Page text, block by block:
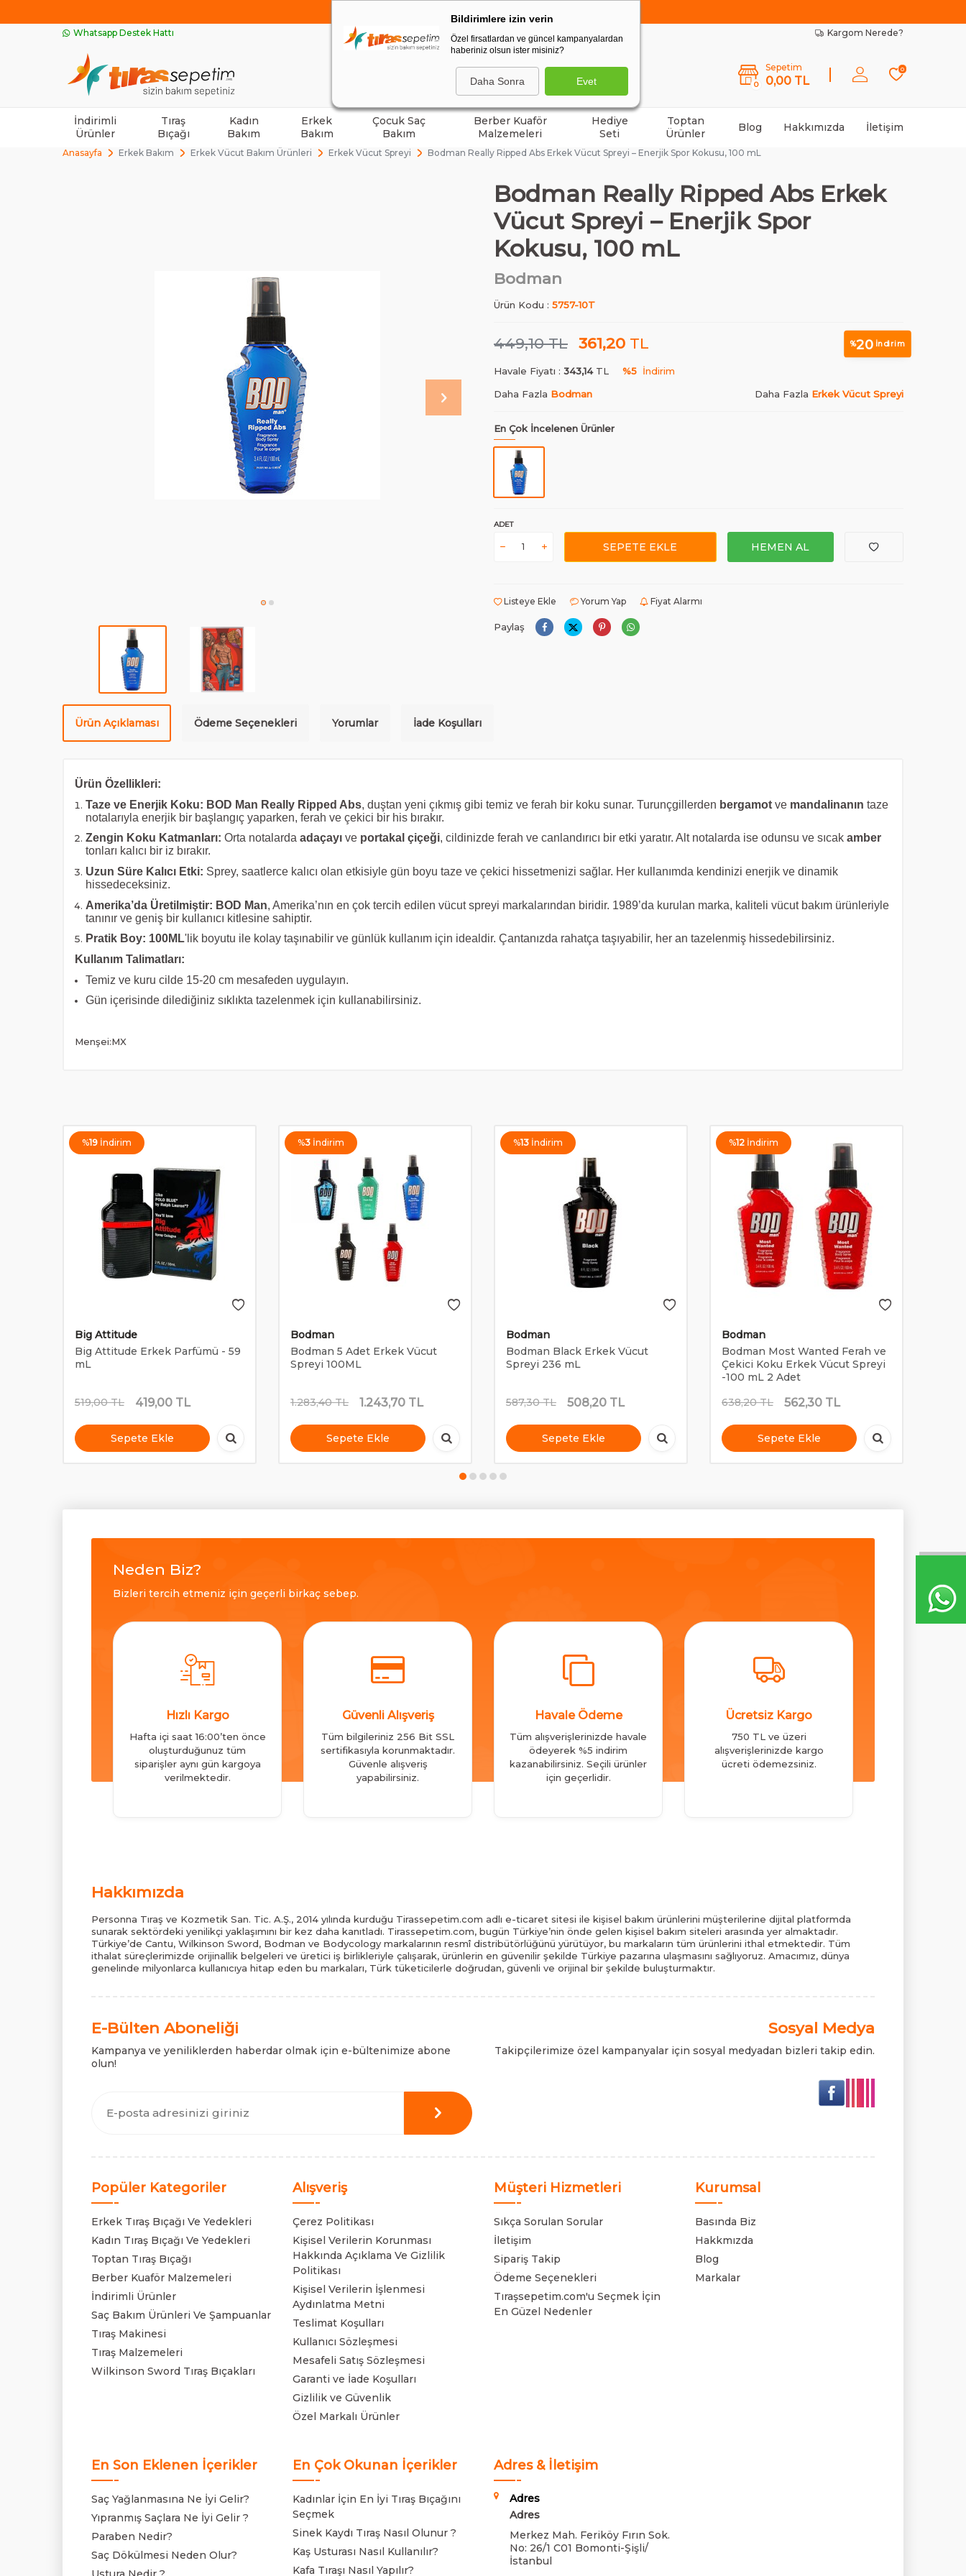
Whatsapp Destek Hattı Kargom Nerede?
0
Sepetim
0,00 TL
0
İndirimli
Ürünler
Tıraş
Bıçağı
Kadın
Bakım
Erkek
Bakım
Çocuk Saç
Bakım
Berber Kuaför
Malzemeleri
Hediye
Seti
Toptan
Ürünler
Blog Hakkımızda İletişim
Anasayfa Erkek Bakım Erkek Vücut Bakım Ürünleri Erkek Vücut Spreyi Bodman Really Ripped Abs Erkek Vücut Spreyi – Enerjik Spor Kokusu, 100 mL
Bodman Really Ripped Abs Erkek
Vücut Spreyi – Enerjik Spor
Kokusu, 100 mL
Bodman
Ürün Kodu : 5757-10T
449,10TL 361,20 TL %20 İndirim
Havale Fiyatı : 343,14TL %5 İndirim
Daha Fazla Bodman Daha Fazla Erkek Vücut Spreyi
En Çok İncelenen Ürünler
ADET
SEPETE EKLE HEMEN AL
Listeye Ekle Yorum Yap Fiyat Alarmı
Paylaş
Ürün Açıklaması Ödeme Seçenekleri Yorumlar İade Koşulları
Ürün Özellikleri:
Taze ve Enerjik Koku: BOD Man Really Ripped Abs, duştan yeni çıkmış gibi temiz ve ferah bir koku sunar. Turunçgillerden bergamot ve mandalinanın taze
notalarıyla enerjik bir başlangıç yaparken, ferah ve çekici bir his bırakır.
Zengin Koku Katmanları: Orta notalarda adaçayı ve portakal çiçeği, cildinizde ferah ve canlandırıcı bir etki yaratır. Alt notalarda ise odunsu ve sıcak amber
tonları kalıcı bir iz bırakır.
Uzun Süre Kalıcı Etki: Sprey, saatlerce kalıcı olan etkisiyle gün boyu taze ve çekici hissetmenizi sağlar. Her kullanımda kendinizi enerjik ve dinamik
hissedeceksiniz.
Amerika’da Üretilmiştir: BOD Man, Amerika’nın en çok tercih edilen vücut spreyi markalarından biridir. 1989’da kurulan marka, kaliteli vücut bakım ürünleriyle
tanınır ve geniş bir kullanıcı kitlesine sahiptir.
Pratik Boy: 100ML'lik boyutu ile kolay taşınabilir ve günlük kullanım için idealdir. Çantanızda rahatça taşıyabilir, her an tazelenmiş hissedebilirsiniz.
Kullanım Talimatları:
Temiz ve kuru cilde 15-20 cm mesafeden uygulayın.
Gün içerisinde dilediğiniz sıklıkta tazelenmek için kullanabilirsiniz.
Menşei:MX
%19 İndirim
Big Attitude
Big Attitude Erkek Parfümü - 59
mL
519,00TL 419,00 TL
Sepete Ekle
%3 İndirim
Bodman
Bodman 5 Adet Erkek Vücut
Spreyi 100ML
1.283,40TL 1.243,70 TL
Sepete Ekle
%13 İndirim
Bodman
Bodman Black Erkek Vücut
Spreyi 236 mL
587,30TL 508,20 TL
Sepete Ekle
%12 İndirim
Bodman
Bodman Most Wanted Ferah ve
Çekici Koku Erkek Vücut Spreyi
-100 mL 2 Adet
638,20TL 562,30 TL
Sepete Ekle
Neden Biz?
Bizleri tercih etmeniz için geçerli birkaç sebep.
Hızlı Kargo
Hafta içi saat 16:00’ten önce
oluşturduğunuz tüm
siparişler aynı gün kargoya
verilmektedir.
Güvenli Alışveriş
Tüm bilgileriniz 256 Bit SSL
sertifikasıyla korunmaktadır.
Güvenle alışveriş
yapabilirsiniz.
Havale Ödeme
Tüm alışverişlerinizde havale
ödeyerek %5 indirim
kazanabilirsiniz. Seçili ürünler
için geçerlidir.
Ücretsiz Kargo
750 TL ve üzeri
alışverişlerinizde kargo
ücreti ödemezsiniz.
Hakkımızda
Personna Tıraş ve Kozmetik San. Tic. A.Ş., 2014 yılında kurduğu Tirassepetim.com adlı e-ticaret sitesi ile kişisel bakım ürünlerini müşterilerine dijital platformda
sunarak sektördeki yenilikçi yaklaşımını bir kez daha kanıtladı. Tirassepetim.com, bugün Türkiye’nin önde gelen kişisel bakım siteleri arasında yer almaktadır.
Türkiye’de Cantu, Wilkinson Sword, Bodman ve Bodycology markalarının resmî distribütörlüğünü yürütüyor, bu markaların tüm ürünlerini ithal etmektedir. Tüm
ithalat süreçlerimizde orijinallik belgeleri ve üretici iş birlikleriyle çalışarak, ürünlerin en güvenilir şekilde Türkiye pazarına ulaşmasını sağlıyoruz. Amacımız, dünya
genelinde milyonlarca kullanıcıya hitap eden bu markaları, Türk tüketicilerle doğrudan, güvenli ve orijinal bir şekilde buluşturmaktır.
E-Bülten Aboneliği
Kampanya ve yeniliklerden haberdar olmak için e-bültenimize abone
olun!
Sosyal Medya
Takipçilerimize özel kampanyalar için sosyal medyadan bizleri takip edin.
Popüler Kategoriler
Erkek Tıraş Bıçağı Ve Yedekleri
Kadın Tıraş Bıçağı Ve Yedekleri
Toptan Tıraş Bıçağı
Berber Kuaför Malzemeleri
İndirimli Ürünler
Saç Bakım Ürünleri Ve Şampuanlar
Tıraş Makinesi
Tıraş Malzemeleri
Wilkinson Sword Tıraş Bıçakları
Alışveriş
Çerez Politikası
Kişisel Verilerin Korunması
Hakkında Açıklama Ve Gizlilik
Politikası
Kişisel Verilerin İşlenmesi
Aydınlatma Metni
Teslimat Koşulları
Kullanıcı Sözleşmesi
Mesafeli Satış Sözleşmesi
Garanti ve İade Koşulları
Gizlilik ve Güvenlik
Özel Markalı Ürünler
Müşteri Hizmetleri
Sıkça Sorulan Sorular
İletişim
Sipariş Takip
Ödeme Seçenekleri
Tıraşsepetim.com'u Seçmek İçin
En Güzel Nedenler
Kurumsal
Basında Biz
Hakkmızda
Blog
Markalar
En Son Eklenen İçerikler
Saç Yağlanmasına Ne İyi Gelir?
Yıpranmış Saçlara Ne İyi Gelir ?
Paraben Nedir?
Saç Dökülmesi Neden Olur?
En Çok Okunan İçerikler
Kadınlar İçin En İyi Tıraş Bıçağını
Seçmek
Sinek Kaydı Tıraş Nasıl Olunur ?
Kaş Usturası Nasıl Kullanılır?
Kafa Tıraşı Nasıl Yapılır?
Adres & İletişim
Adres
Adres
Merkez Mah. Feriköy Fırın Sok.
No: 26/1 C01 Bomonti-Şişli/
İstanbul
Bildirimlere izin verin
Özel firsatlardan ve güncel kampanyalardan
haberiniz olsun ister misiniz?
Daha Sonra Evet